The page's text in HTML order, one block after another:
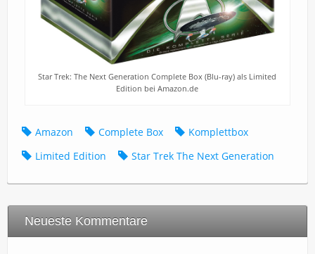
Star Trek: The Next Generation Complete Box (Blu-ray) als Limited
Edition bei Amazon.de
Amazon Complete Box
Komplettbox
Limited Edition
Star Trek The Next Generation
Neueste Kommentare